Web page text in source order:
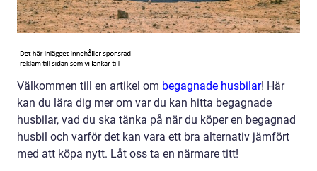
Välkommen till en artikel om begagnade husbilar! Här
kan du lära dig mer om var du kan hitta begagnade
husbilar, vad du ska tänka på när du köper en begagnad
husbil och varför det kan vara ett bra alternativ jämfört
med att köpa nytt. Låt oss ta en närmare titt!